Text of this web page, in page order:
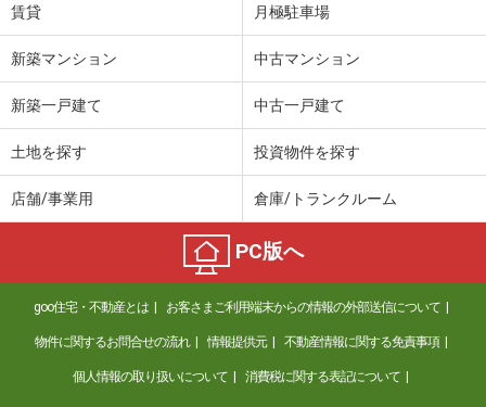
賃貸 月極駐車場
新築マンション 中古マンション
新築一戸建て 中古一戸建て
土地を探す 投資物件を探す
店舗/事業用 倉庫/トランクルーム
PC版へ
goo住宅・不動産とは お客さまご利用端末からの情報の外部送信について
物件に関するお問合せの流れ 情報提供元 不動産情報に関する免責事項
個人情報の取り扱いについて 消費税に関する表記について